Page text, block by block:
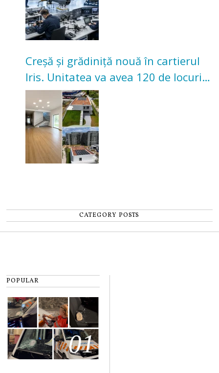
Creșă și grădiniță nouă în cartierul
Iris. Unitatea va avea 120 de locuri
pentru copii
CATEGORY POSTS
POPULAR
01